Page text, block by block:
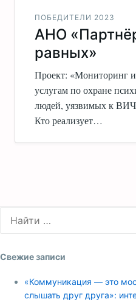
ПОБЕДИТЕЛИ 2023
АНО
равных»
Проект: «Мониторинг
услугам по охране
людей, уязвимых к
Кто реализует…
Свежие записи
«Коммуникация — это
слышать друг друга»: